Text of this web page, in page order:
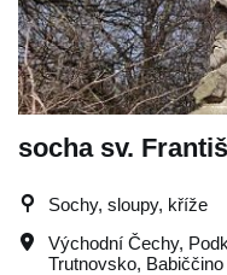
socha sv.
Sochy, sloupy, kříže
Východní Čechy,
Trutnovsko,